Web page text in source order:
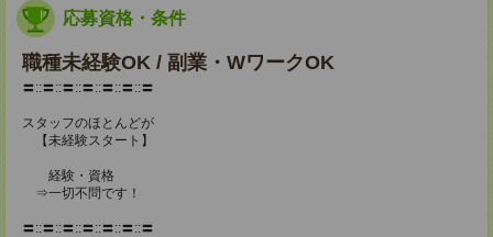
応募資格・条件
職種未経験OK / 副業・WワークOK
〓::〓::〓::〓::〓::〓::〓
スタッフのほとんどが
【未経験スタート】
経験・資格
⇒一切不問です！
〓::〓::〓::〓::〓::〓::〓